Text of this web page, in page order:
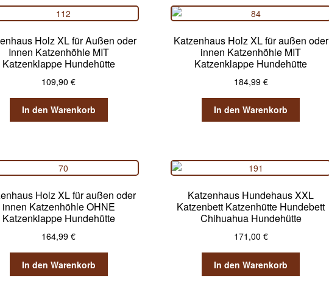
Holz XL für Außen oder
Innen Katzenhöhle MIT
Katzenklappe Hundehütte
109,90€
In den Warenkorb
Katzenhaus Holz XL für außen oder
innen Katzenhöhle MIT
Katzenklappe Hundehütte
184,99 €
In den Warenkorb
Holz XL für außen oder
innen Katzenhöhle OHNE
Katzenklappe Hundehütte
164,99€
In den Warenkorb
Katzenhaus Hundehaus XXL
Katzenbett Katzenhütte Hundebett
Chihuahua Hundehütte
171,00 €
In den Warenkorb